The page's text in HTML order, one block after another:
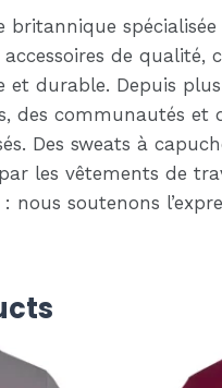
britannique
de qualité,
durable. Depuis
des communautés
Des sweats à
les vêtements de
nous soutenons